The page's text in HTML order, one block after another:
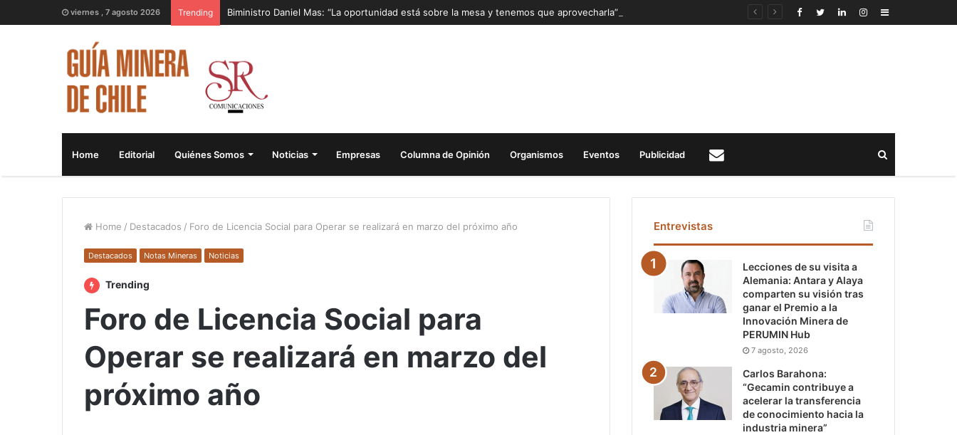
viernes , 7 agosto 2026 Trending Biministro Daniel Mas: “La oportunidad está sobre la mesa y tenemos que aprovecharla” Sidebar
Home Editorial Quiénes Somos Noticias Empresas Columna de Opinión Organismos Eventos Publicidad
Home / Destacados / Foro de Licencia Social para Operar se realizará en marzo del próximo año
Destacados Notas Mineras Noticias
Trending
Foro de Licencia Social para
Operar se realizará en marzo del
próximo año
Entrevistas
Lecciones de su visita a
Alemania: Antara y Alaya
comparten su visión tras
ganar el Premio a la
Innovación Minera de
PERUMIN Hub
7 agosto, 2026
Carlos Barahona:
“Gecamin contribuye a
acelerar la transferencia
de conocimiento hacia la
industria minera”